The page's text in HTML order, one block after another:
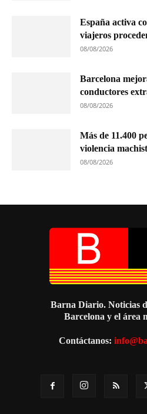
España activa
viajeros
08/08/2026
Barcelona
conductores
08/08/2026
Más de 11.400
violencia
08/08/2026
Barna Diario. Noticias
Barcelona y el área
Contáctanos: